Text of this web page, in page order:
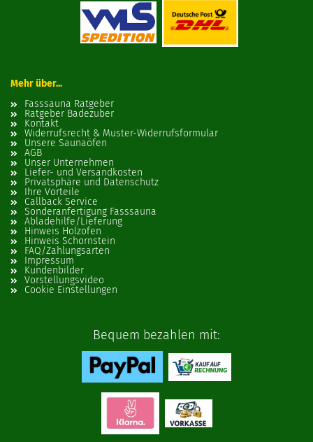
Mehr über...
Fasssauna Ratgeber
Ratgeber Badezuber
Kontakt
Widerrufsrecht & Muster-Widerrufsformular
Unsere Saunaöfen
AGB
Unser Unternehmen
Liefer- und Versandkosten
Privatsphäre und Datenschutz
Ihre Vorteile
Callback Service
Sonderanfertigung Fasssauna
Abladehilfe/Lieferung
Hinweis Holzofen
Hinweis Schornstein
FAQ/Zahlungsarten
Impressum
Kundenbilder
Vorstellungsvideo
Cookie Einstellungen
Bequem bezahlen mit: